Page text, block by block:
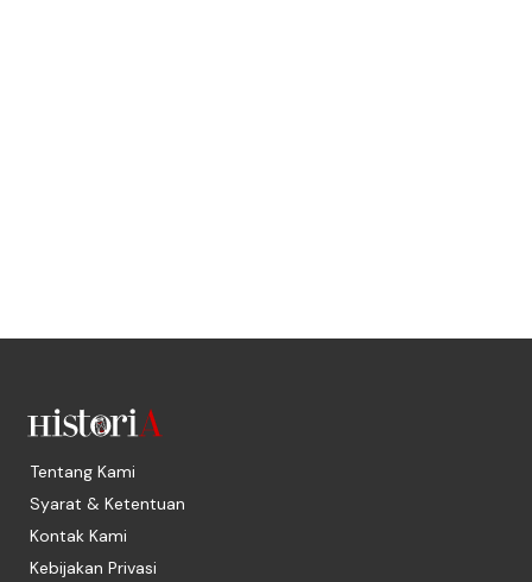
Tentang Kami
Syarat & Ketentuan
Kontak Kami
Kebijakan Privasi